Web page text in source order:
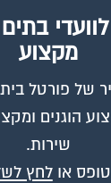
מקצוע
של פורטל
הוגנים
שירות.
אולחץ